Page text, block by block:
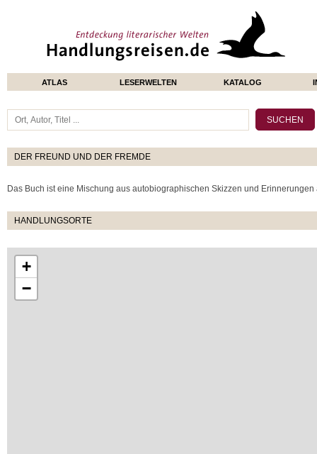
ATLAS LESERWELTEN KATALOG
DER FREUND UND DER FREMDE
Das Buch ist eine Mischung aus autobiographischen Skizzen und
HANDLUNGSORTE
+
−